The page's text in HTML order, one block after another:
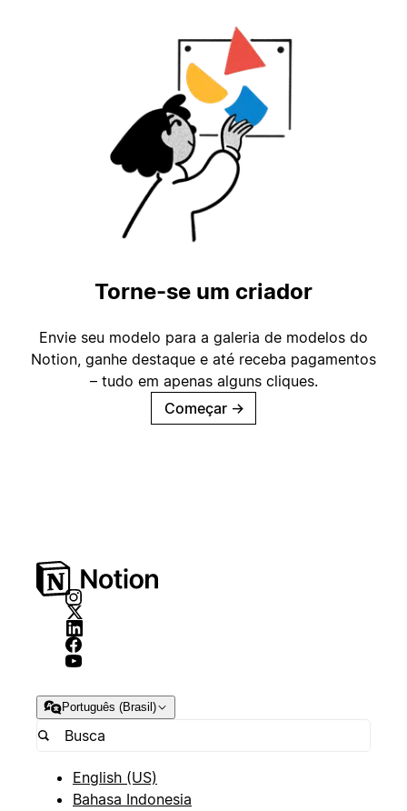
Torne-se um criador
Envie seu modelo para a galeria de modelos do
Notion, ganhe destaque e até receba pagamentos
– tudo em apenas alguns cliques.
Começar →
Português (Brasil)
English (US)
Bahasa Indonesia